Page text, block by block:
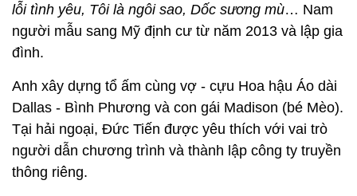
lỗi tình yêu, Tôi là ngôi sao, Dốc sương mù… Nam
người mẫu sang Mỹ định cư từ năm 2013 và lập gia
đình.
Anh xây dựng tổ ấm cùng vợ - cựu Hoa hậu Áo dài
Dallas - Bình Phương và con gái Madison (bé Mèo).
Tại hải ngoại, Đức Tiến được yêu thích với vai trò
người dẫn chương trình và thành lập công ty truyền
thông riêng.